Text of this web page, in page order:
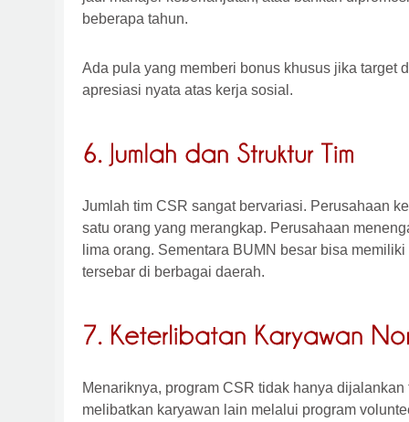
beberapa tahun.
Ada pula yang memberi bonus khusus jika target
apresiasi nyata atas kerja sosial.
Jumlah tim CSR sangat bervariasi. Perusahaan
satu orang yang merangkap. Perusahaan
lima orang. Sementara BUMN besar bisa
tersebar di berbagai daerah.
Menariknya, program CSR tidak hanya
melibatkan karyawan lain melalui program